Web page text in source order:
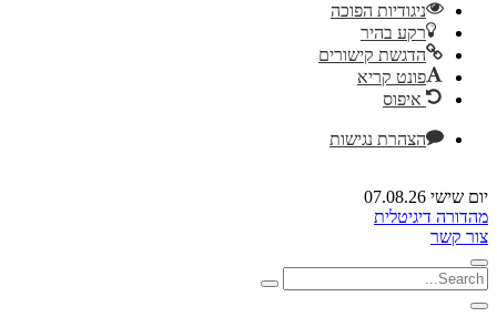
ניגודיות הפוכה
רקע בהיר
הדגשת קישורים
פונט קריא
איפוס
הצהרת נגישות
יום שישי 07.08.26
מהדורה דיגיטלית
צור קשר